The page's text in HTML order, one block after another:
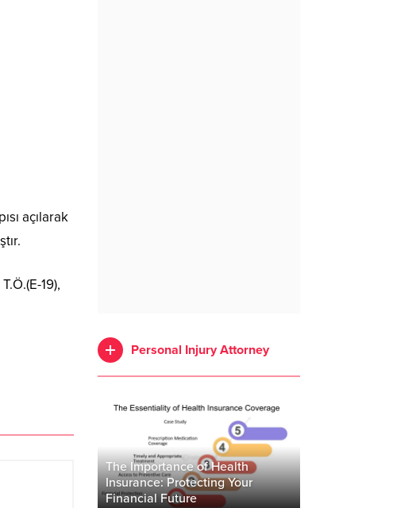
açılarak
19),
Personal Injury Attorney
The Importance of Health
Insurance: Protecting Your
Financial Future